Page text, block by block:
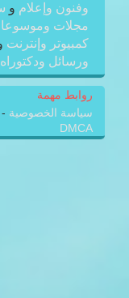
وفنون وإعلام و
مجلات
كمبيوتر وإنترنت
ورسائل ودكتوراه
روابط مهمة
سياسة الخصوصية -
DMCA